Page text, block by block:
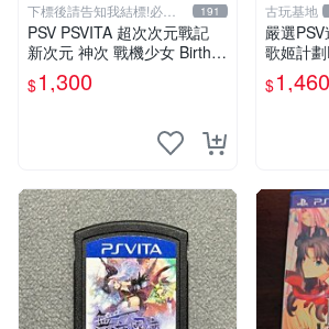
下標後請告知我結標!必看
關於我
191
PSV PSVITA 超次次元戰記
新次元 神次 戰機少女 Birth1
& 2 & 鋼彈破壞者2 鋼彈創壞
者2 中文版
$1,300
古玩基地
嚴選
歌姬計
面實測
歌姬計劃
$1,460